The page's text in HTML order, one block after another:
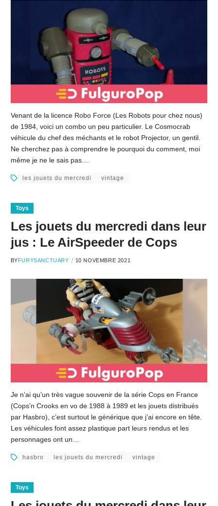
Venant de la licence Robo Force (Les Robots pour chez nous)
de 1984, voici un combo un peu particulier. Le Cosmocrab
véhicule du chef des méchants et le robot Projector, un gentil.
Ne cherchez pas à comprendre le pourquoi du comment, moi
même je ne le sais pas.…
les jouets du mercredi vintage
Toys
Les jouets du mercredi dans leur
jus : Le AirSpeeder de Cops
BYFURYSANCTUARY 10 NOVEMBRE 2021
Je n’ai qu’un très vague souvenir de la série Cops en France
(Cops’n Crooks en vo de 1988 à 1989 et les jouets distribués
par Hasbro), c’est surtout le générique que j’ai encore en tête.
Les véhicules font assez plastique part leurs rendus et les
personnages ont un…
hasbro les jouets du mercredi vintage
Toys